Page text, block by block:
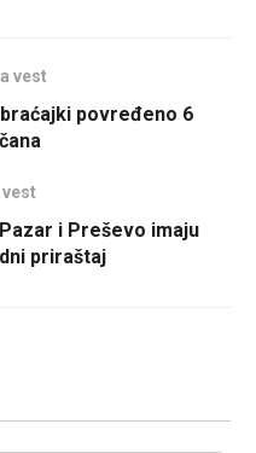
vest
povređeno 6
i Preševo imaju
priraštaj